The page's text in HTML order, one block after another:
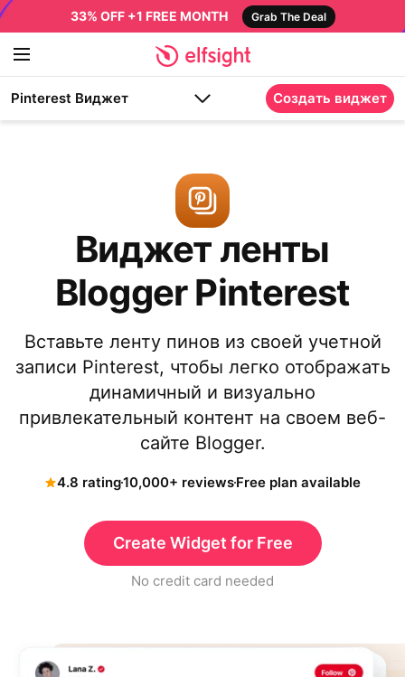
33% OFF +1 FREE MONTH Grab The Deal
Pinterest Виджет Создать виджет
Виджет ленты
Blogger Pinterest
Вставьте ленту пинов из своей учетной
записи Pinterest, чтобы легко отображать
динамичный и визуально
привлекательный контент на своем веб-
сайте Blogger.
4.8 rating10,000+ reviewsFree plan available
Create Widget for Free
No credit card needed